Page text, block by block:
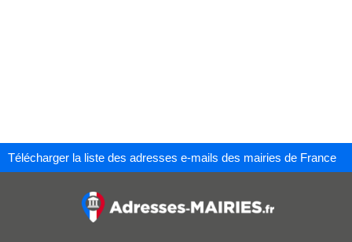
Télécharger la liste des adresses e-mails des mairies de France